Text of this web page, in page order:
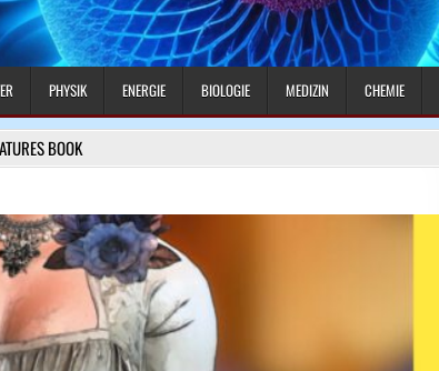
PHYSIK ENERGIE BIOLOGIE MEDIZIN CHEMIE
BOOK